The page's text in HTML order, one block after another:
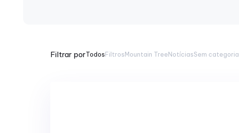
Filtrar porTodosFiltrosMountain TreeNotíciasSem categoria